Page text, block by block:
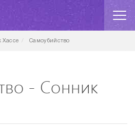
Хассе Самоубийство
- Сонник